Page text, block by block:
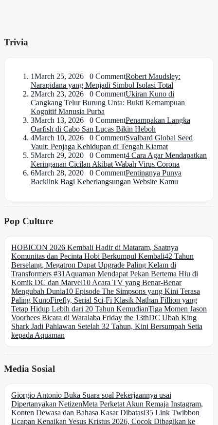
Trivia
1March 25, 2026 0 CommentRobert Maudsley:
Narapidana yang Menjadi Simbol Isolasi Total
2March 23, 2026 0 CommentUkiran Kuno di
Cangkang Telur Burung Unta: Bukti Kemampuan
Kognitif Manusia Purba
3March 13, 2026 0 CommentPenampakan Langka
Oarfish di Cabo San Lucas Bikin Heboh
4March 10, 2026 0 CommentSvalbard Global Seed
Vault: Penjaga Kehidupan di Tengah Kiamat
5March 29, 2020 0 Comment4 Cara Agar Mendapatkan
Keringanan Cicilan Akibat Wabah Virus Corona
6March 28, 2020 0 CommentPentingnya Punya
Backlink Bagi Keberlangsungan Website Kamu
Pop Culture
HOBICON 2026 Kembali Hadir di Mataram, Saatnya
Komunitas dan Pecinta Hobi Berkumpul Kembali42 Tahun
Berselang, Megatron Dapat Upgrade Paling Kelam di
Transformers #31 Aquaman Mendapat Pekan Bertema Hiu di
Komik DC dan Marvel10 Acara TV yang Benar-Benar
Mengubah Dunia10 Episode The Simpsons yang Kini Terasa
Paling KunoFirefly, Serial Sci-Fi Klasik Nathan Fillion yang
Tetap Hidup Lebih dari 20 Tahun KemudianTiga Momen Jason
Voorhees Bicara di Waralaba Friday the 13thDC Ubah King
Shark Jadi Pahlawan Setelah 32 Tahun, Kini Bersumpah Setia
kepada Aquaman
Media Sosial
Giorgio Antonio Buka Suara soal Pekerjaannya usai
Dipertanyakan NetizenMeta Perketat Akun Remaja Instagram,
Konten Dewasa dan Bahasa Kasar Dibatasi35 Link Twibbon
Ucapan Kenaikan Yesus Kristus 2026, Cocok Dibagikan ke